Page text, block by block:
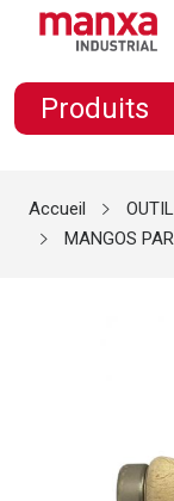
Produits
Accueil
MANGOS